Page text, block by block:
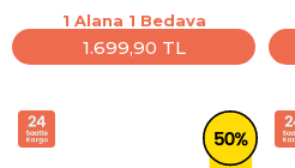
Çocuk Cırt Cırtlı Gri / Siyah
Günlük Spor Ayakkabısı
1 Alana 1 Bedava
1.699,90 TL